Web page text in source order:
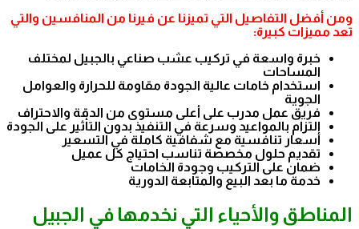
ومن أفضل التفاصيل التي تميزنا عن فيرنا من المنافسين والتي
تعد مميزات كبيرة:
خبرة واسعة في تركيب عشب صناعي بالجبيل لمختلف
المساحات
استخدام خامات عالية الجودة مقاومة للحرارة والعوامل
الجوية
فريق عمل مدرب على أعلى مستوى من الدقة والاحتراف
التزام بالمواعيد وسرعة في التنفيذ بدون التأثير على الجودة
أسعار تنافسية مع شفافية كاملة في التسعير
تقديم حلول مخصصة تناسب احتياج كل عميل
ضمان على التركيب وجودة الخامات
خدمة ما بعد البيع والمتابعة الدورية
المناطق والأحياء التي نخدمها في الجبيل